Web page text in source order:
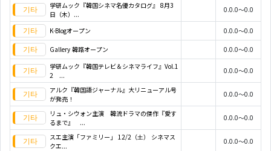
学研ムック『韓国シネマ名優カタログ』 8月3
日（木）...
0.0.0～0.0
K-Blogオープン 0.0.0～0.0
Gallery 韓路オープン
0.0.0～0.0
学研ムック『韓国テレビ＆シネマライフ』Vol.1
2 ...
0.0.0～0.0
アルク『韓国語ジャーナル』大リニューアル号
が発売！
0.0.0～0.0
リュ・シウォン主演 韓流ドラマの傑作『愛す
るまで』 ...
0.0.0～0.0
スエ主演「ファミリー」 12/2（土） シネマス
クエ...
0.0.0～0.0